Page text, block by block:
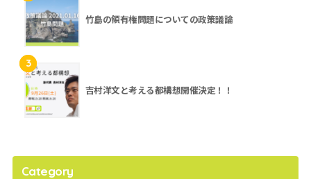
竹島の領有権問題についての政策議論
3
吉村洋文と考える都構想開催決定！！
Category